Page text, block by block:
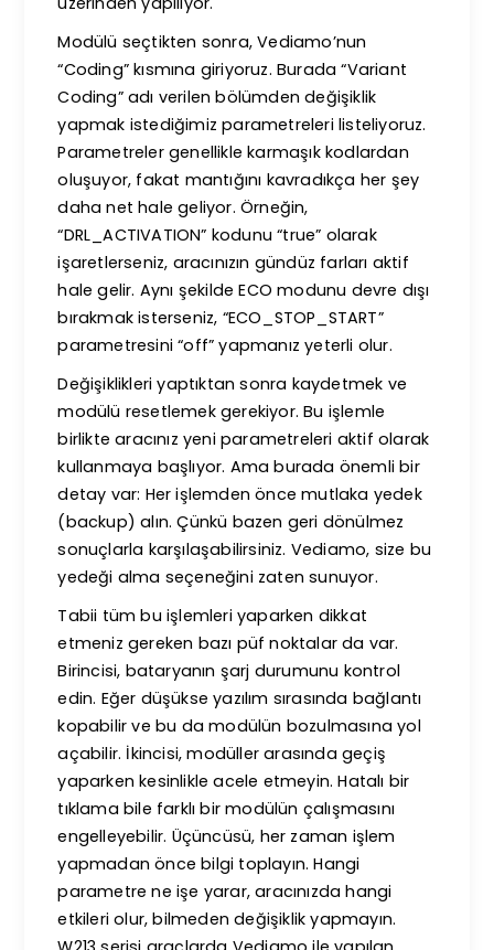
Modülü seçtikten sonra, Vediamo’nun
“Coding” kısmına giriyoruz. Burada “Variant
Coding” adı verilen bölümden değişiklik
yapmak istediğimiz parametreleri listeliyoruz.
Parametreler genellikle karmaşık kodlardan
oluşuyor, fakat mantığını kavradıkça her şey
daha net hale geliyor. Örneğin,
“DRL_ACTIVATION” kodunu “true” olarak
işaretlerseniz, aracınızın gündüz farları aktif
hale gelir. Aynı şekilde ECO modunu devre dışı
bırakmak isterseniz, “ECO_STOP_START”
parametresini “off” yapmanız yeterli olur.
Değişiklikleri yaptıktan sonra kaydetmek ve
modülü resetlemek gerekiyor. Bu işlemle
birlikte aracınız yeni parametreleri aktif olarak
kullanmaya başlıyor. Ama burada önemli bir
detay var: Her işlemden önce mutlaka yedek
(backup) alın. Çünkü bazen geri dönülmez
sonuçlarla karşılaşabilirsiniz. Vediamo, size bu
yedeği alma seçeneğini zaten sunuyor.
Tabii tüm bu işlemleri yaparken dikkat
etmeniz gereken bazı püf noktalar da var.
Birincisi, bataryanın şarj durumunu kontrol
edin. Eğer düşükse yazılım sırasında bağlantı
kopabilir ve bu da modülün bozulmasına yol
açabilir. İkincisi, modüller arasında geçiş
yaparken kesinlikle acele etmeyin. Hatalı bir
tıklama bile farklı bir modülün çalışmasını
engelleyebilir. Üçüncüsü, her zaman işlem
yapmadan önce bilgi toplayın. Hangi
parametre ne işe yarar, aracınızda hangi
etkileri olur, bilmeden değişiklik yapmayın.